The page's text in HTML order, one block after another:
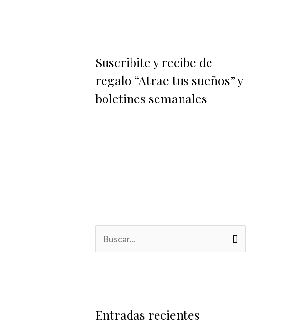
Suscribite y recibe de
regalo “Atrae tus sueños” y
boletines semanales
a
Entradas recientes